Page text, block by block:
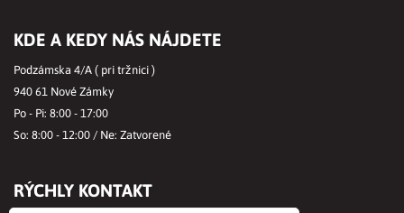
KDE A KEDY NÁS NÁJDETE
Podzámska 4/A ( pri tržnici )
940 61 Nové Zámky
Po - Pi: 8:00 - 17:00
So: 8:00 - 12:00 / Ne: Zatvorené
RÝCHLY KONTAKT